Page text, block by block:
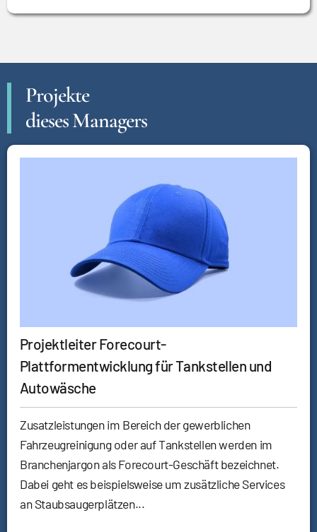
Projekte
dieses Managers
Projektleiter Forecourt-
Plattformentwicklung für Tankstellen und
Autowäsche
Zusatzleistungen im Bereich der gewerblichen
Fahrzeugreinigung oder auf Tankstellen werden im
Branchenjargon als Forecourt-Geschäft bezeichnet.
Dabei geht es beispielsweise um zusätzliche Services
an Staubsaugerplätzen...